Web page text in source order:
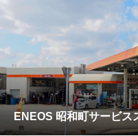
ENEOS 昭和町サービス